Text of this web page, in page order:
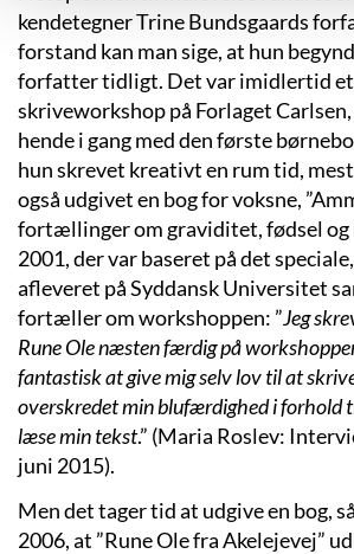
kendetegner Trine Bundsgaards
forstand kan man sige, at hun
forfatter tidligt. Det var imidlertid et
skriveworkshop på Forlaget
hende i gang med den første
hun skrevet kreativt en rum tid,
også udgivet en bog for voksne,
fortællinger om graviditet, fødsel og
2001, der var baseret på det
afleveret på Syddansk Universitet
fortæller om workshoppen: ”Jeg
Rune Ole næsten færdig på
fantastisk at give mig selv lov til at
overskredet min blufærdighed i forhold
læse min tekst.” (Maria Roslev:
juni 2015).
Men det tager tid at udgive en bog,
2006, at ”Rune Ole fra Akelejevej”